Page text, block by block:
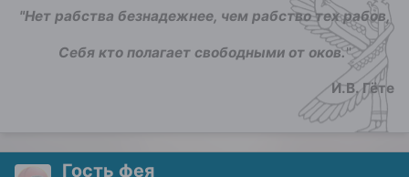
"Нет рабства безнадежнее, чем рабство тех рабов,
Себя кто полагает свободными от оков."
И.В. Гёте
Гость фея